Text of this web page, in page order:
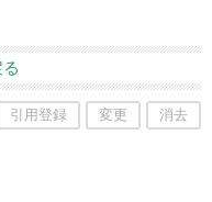
引用登録 変更 消去